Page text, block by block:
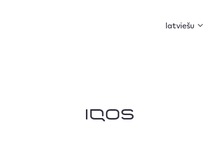
sagatavojuši ko īpašu. Sāc kolekcionēt atslēgas un
latviešu